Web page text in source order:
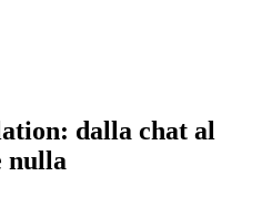
dalla chat al
nulla